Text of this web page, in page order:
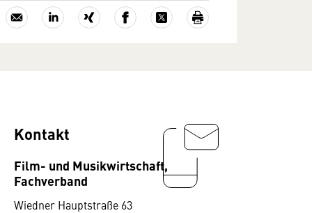
Kontakt
Film- und Musikwirtschaft,
Fachverband
Wiedner Hauptstraße 63